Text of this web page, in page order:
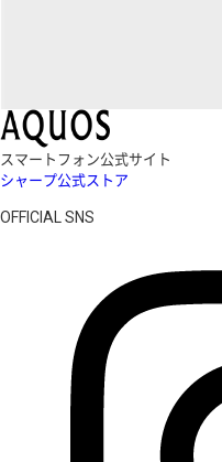
スマートフォン公式サイト
シャープ公式ストア
OFFICIAL SNS